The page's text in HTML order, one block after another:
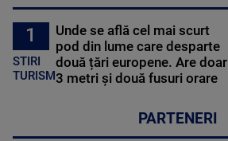
1
STIRI
TURISM
Unde se află cel mai scurt
pod din lume care desparte
două țări europene. Are doar
3 metri și două fusuri orare
PARTENERI